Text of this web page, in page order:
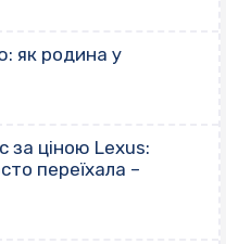
як родина у
за ціною Lexus:
переїхала –